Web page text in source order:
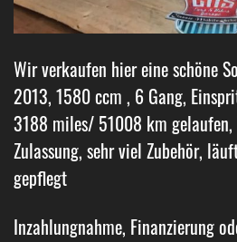
Wir verkaufen hier eine schöne
2013, 1580 ccm , 6 Gang,
3188 miles/ 51008 km gelaufen,
Zulassung, sehr viel Zubehör,
gepflegt
Inzahlungnahme, Finanzierung